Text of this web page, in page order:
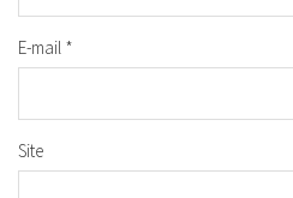
E-mail *
Site